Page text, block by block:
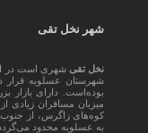
شهر نخل تقی
نخل تقی شهری است در
بوده‌است. دارای بازار
میزبان مسافران زیادی
کوه‌های زاگرس، از
به عسلویه محدود می‌گردد.